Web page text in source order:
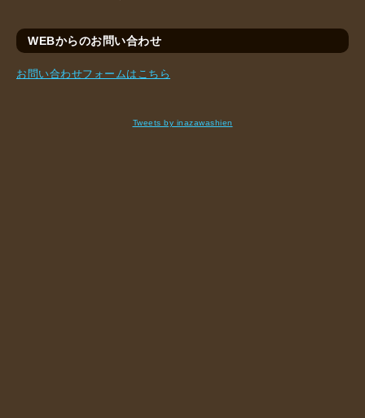
WEBからのお問い合わせ
お問い合わせフォームはこちら
Tweets by inazawashien